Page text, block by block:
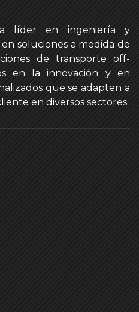
líder en ingeniería y
soluciones a medida de
de transporte off-
en la innovación y en
que se adapten a
en diversos sectores